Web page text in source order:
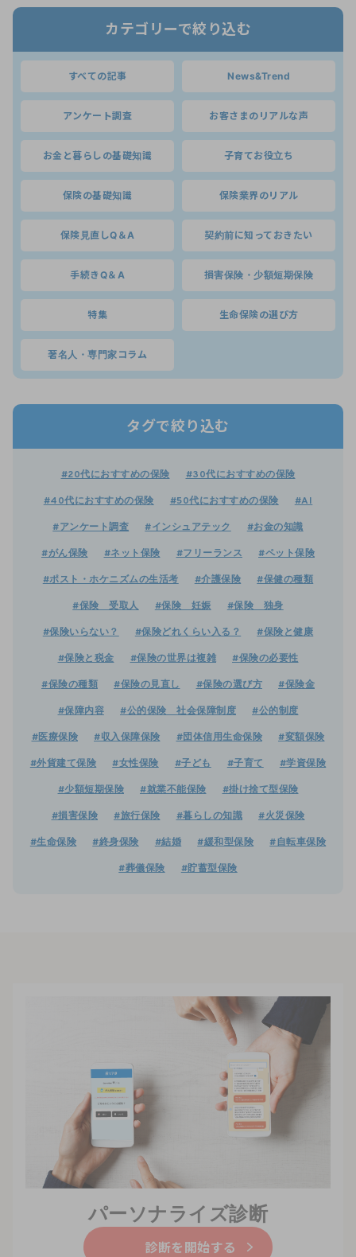
カテゴリーで絞り込む
すべての記事 News&Trend
アンケート調査 お客さまのリアルな声
お金と暮らしの基礎知識 子育てお役立ち
保険の基礎知識 保険業界のリアル
保険見直しQ＆A 契約前に知っておきたい
手続きQ＆A 損害保険・少額短期保険
特集 生命保険の選び方
著名人・専門家コラム
タグで絞り込む
#20代におすすめの保険 #30代におすすめの保険
#40代におすすめの保険 #50代におすすめの保険 #AI
#アンケート調査 #インシュアテック #お金の知識
#がん保険 #ネット保険 #フリーランス #ペット保険
#ポスト・ホケニズムの生活考 #介護保険 #保健の種類
#保険 受取人 #保険 妊娠 #保険 独身
#保険いらない？ #保険どれくらい入る？ #保険と健康
#保険と税金 #保険の世界は複雑 #保険の必要性
#保険の種類 #保険の見直し #保険の選び方 #保険金
#保障内容 #公的保険 社会保障制度 #公的制度
#医療保険 #収入保障保険 #団体信用生命保険 #変額保険
#外貨建て保険 #女性保険 #子ども #子育て #学資保険
#少額短期保険 #就業不能保険 #掛け捨て型保険
#損害保険 #旅行保険 #暮らしの知識 #火災保険
#生命保険 #終身保険 #結婚 #緩和型保険 #自転車保険
#葬儀保険 #貯蓄型保険
パーソナライズ診断
診断を開始する